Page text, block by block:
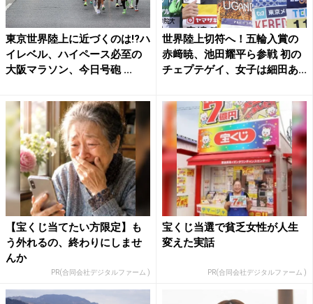
東京世界陸上に近づくのは!?ハ
イレベル、ハイペース必至の
大阪マラソン、今日号砲 ...
世界陸上切符へ！五輪入賞の
赤﨑暁、池田耀平ら参戦 初の
チェプテゲイ、女子は細田あ...
【宝くじ当てたい方限定】も
う外れるの、終わりにしませ
んか
PR(合同会社デジタルファーム )
宝くじ当選で貧乏女性が人生
変えた実話
PR(合同会社デジタルファーム )